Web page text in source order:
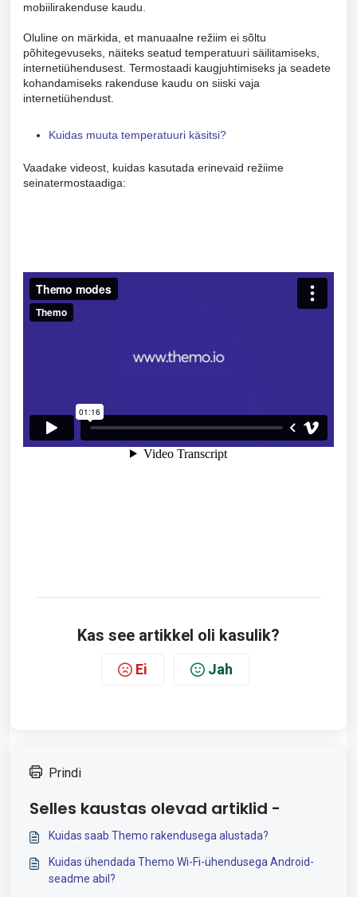
mobiilirakenduse kaudu.
Oluline on märkida, et manuaalne režiim ei sõltu
põhitegevuseks, näiteks seatud temperatuuri säilitamiseks,
internetiühendusest. Termostaadi kaugjuhtimiseks ja seadete
kohandamiseks rakenduse kaudu on siiski vaja
internetiühendust.
Kuidas muuta temperatuuri käsitsi?
Vaadake videost, kuidas kasutada erinevaid režiime
seinatermostaadiga:
Kas see artikkel oli kasulik?
Ei Jah
Prindi
Selles kaustas olevad artiklid -
Kuidas saab Themo rakendusega alustada?
Kuidas ühendada Themo Wi-Fi-ühendusega Android-
seadme abil?